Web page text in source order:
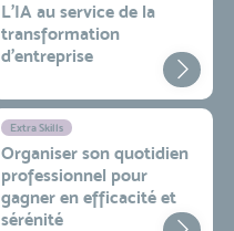
L'IA au service de la
transformation
d'entreprise
Extra Skills
Organiser son quotidien
professionnel pour
gagner en efficacité et
sérénité